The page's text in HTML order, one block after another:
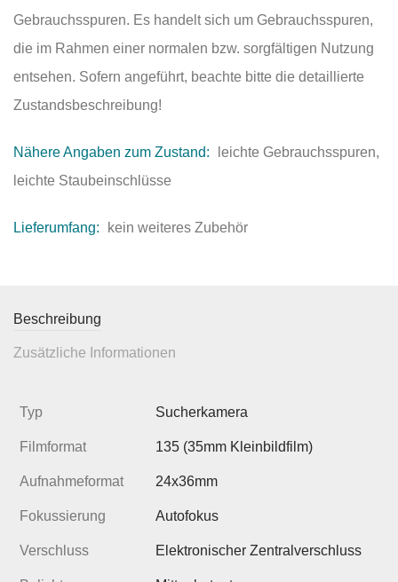
Gebrauchsspuren. Es handelt sich um Gebrauchsspuren,
die im Rahmen einer normalen bzw. sorgfältigen Nutzung
entsehen. Sofern angeführt, beachte bitte die detaillierte
Zustandsbeschreibung!
Nähere Angaben zum Zustand:
leichte Gebrauchsspuren,
leichte Staubeinschlüsse
Lieferumfang: kein weiteres Zubehör
Beschreibung
Zusätzliche Informationen
Typ Sucherkamera
Filmformat 135 (35mm Kleinbildfilm)
Aufnahmeformat 24x36mm
Fokussierung Autofokus
Verschluss Elektronischer Zentralverschluss